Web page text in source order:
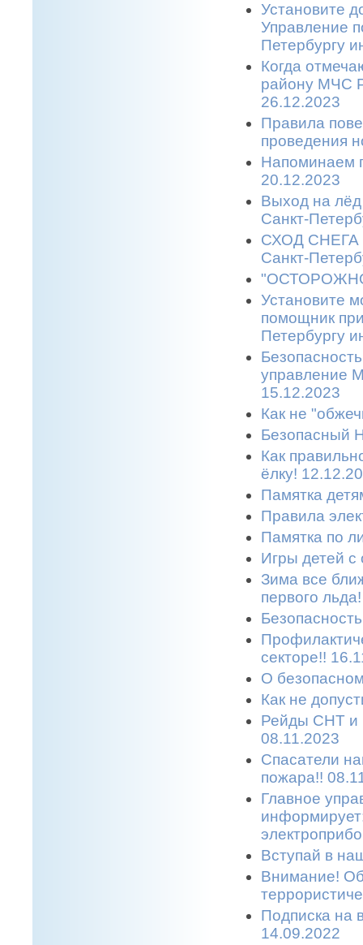
Установите
Управление
Петербургу
Когда
району МЧС
26.12.2023
Правила
проведения
Напоминаем
20.12.2023
Выход на
Санкт-
СХОД СНЕГА
Санкт-
Установите
помощник
Петербургу
управление
15.12.2023
Как не
Безопасный
Как
ёлку!
Памятка
Правила
Памятка по
Игры детей с
Зима все
первого
секторе!!
О
Как не
Рейды СНТ и
08.11.2023
Спасатели
пожара!!
Главное
Вступай в
Внимание!
Подписка на
14.09.2022